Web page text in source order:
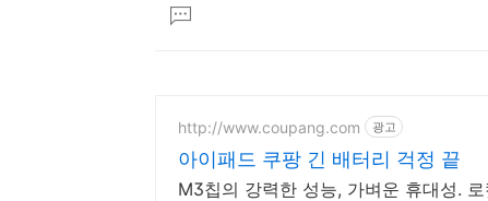
댓
글
http://www.coupang.com 광고
아이패드 쿠팡 긴 배터리 걱정 끝
M3칩의 강력한 성능, 가벼운 휴대성.